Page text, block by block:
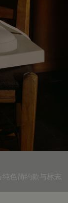
色简约款与标志